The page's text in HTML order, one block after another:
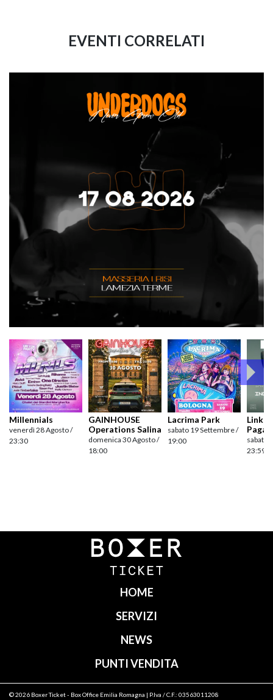
EVENTI CORRELATI
Millennials
venerdì 28 Agosto /
23:30
GAINHOUSE
Operations Salina
domenica 30 Agosto /
18:00
Lacrima Park
sabato 19 Settembre /
19:00
Link
sabato
23:59
Navigazione
HOME
SERVIZI
NEWS
PUNTI VENDITA
© 2026 Boxer Ticket- Box Office Emilia Romagna | P.Iva / C.F.: 03563011208